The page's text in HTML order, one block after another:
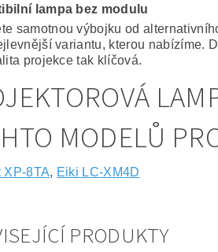
lampa bez modulu
samotnou výbojku od
variantu, kterou nabízíme.
projekce tak klíčová.
MODELŮ
XP-8TA, Eiki LC-XM4D
PRODUKTY